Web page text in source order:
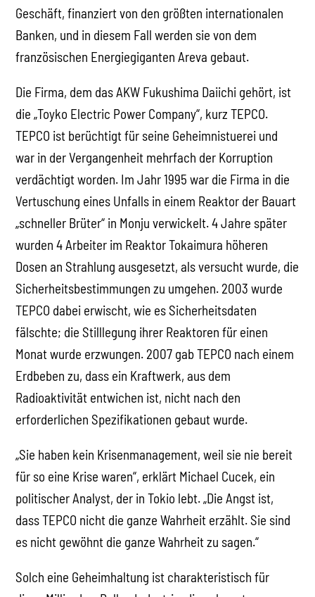
Geschäft, finanziert von den größten internationalen
Banken, und in diesem Fall werden sie von dem
französischen Energiegiganten Areva gebaut.
Die Firma, dem das AKW Fukushima Daiichi gehört, ist
die „Toyko Electric Power Company“, kurz TEPCO.
TEPCO ist berüchtigt für seine Geheimnistuerei und
war in der Vergangenheit mehrfach der Korruption
verdächtigt worden. Im Jahr 1995 war die Firma in die
Vertuschung eines Unfalls in einem Reaktor der Bauart
„schneller Brüter“ in Monju verwickelt. 4 Jahre später
wurden 4 Arbeiter im Reaktor Tokaimura höheren
Dosen an Strahlung ausgesetzt, als versucht wurde, die
Sicherheitsbestimmungen zu umgehen. 2003 wurde
TEPCO dabei erwischt, wie es Sicherheitsdaten
fälschte; die Stilllegung ihrer Reaktoren für einen
Monat wurde erzwungen. 2007 gab TEPCO nach einem
Erdbeben zu, dass ein Kraftwerk, aus dem
Radioaktivität entwichen ist, nicht nach den
erforderlichen Spezifikationen gebaut wurde.
„Sie haben kein Krisenmanagement, weil sie nie bereit
für so eine Krise waren“, erklärt Michael Cucek, ein
politischer Analyst, der in Tokio lebt. „Die Angst ist,
dass TEPCO nicht die ganze Wahrheit erzählt. Sie sind
es nicht gewöhnt die ganze Wahrheit zu sagen.“
Solch eine Geheimhaltung ist charakteristisch für